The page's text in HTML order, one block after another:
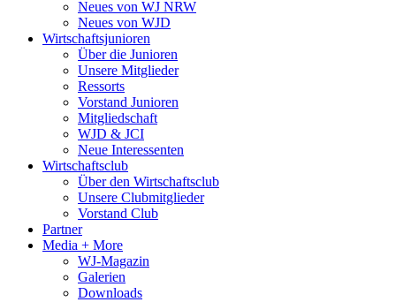
Neues von WJ NRW
Neues von WJD
Wirtschaftsjunioren
Über die Junioren
Unsere Mitglieder
Ressorts
Vorstand Junioren
Mitgliedschaft
WJD & JCI
Neue Interessenten
Wirtschaftsclub
Über den Wirtschaftsclub
Unsere Clubmitglieder
Vorstand Club
Partner
Media + More
WJ-Magazin
Galerien
Downloads